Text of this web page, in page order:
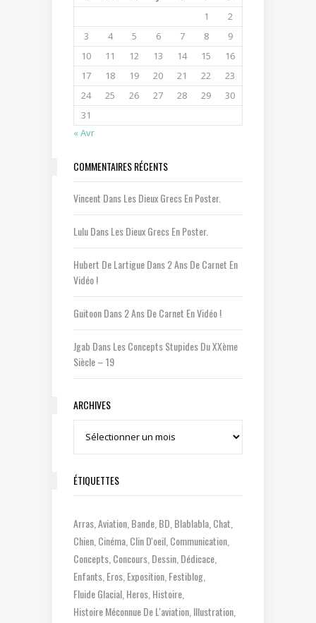
1
2
3
4 5 6 7 8
9
10
11 12 13 14 15
16
17
18 19 20 21 22
23
24
25 26 27 28 29
30
31
« Avr
COMMENTAIRES RÉCENTS
Vincent DansLes Dieux Grecs En Poster.
LuluDansLes Dieux Grecs En Poster.
Hubert De LartigueDans2 Ans De Carnet En
Vidéo !
GuitoonDans2 Ans De Carnet En Vidéo !
Jgab DansLes Concepts Stupides Du XXème
Siècle – 19
ARCHIVES
Archives
ÉTIQUETTES
Arras Aviation Bande BD Blablabla Chat
Chien Cinéma Clin D'oeil Communication
Concepts Concours Dessin Dédicace
Enfants Eros Exposition Festiblog
Fluide Glacial Heros Histoire
Histoire Méconnue De L'aviation Illustration